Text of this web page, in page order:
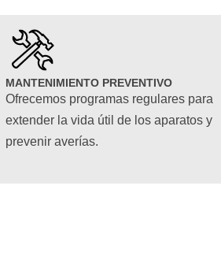
MANTENIMIENTO PREVENTIVO
Ofrecemos programas regulares para
extender la vida útil de los aparatos y
prevenir averías.